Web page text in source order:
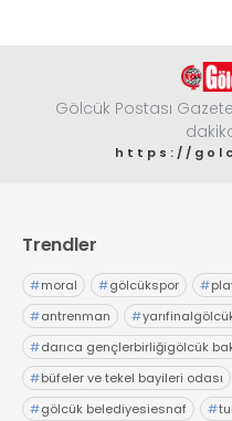
Gölcük Postası
https://
Trendler
#moral #gölcükspor #
#antrenman #
#darıca gençlerbirliğigölcük
#büfeler ve tekel bayileri odası
#gölcük belediyesiesnaf #
21